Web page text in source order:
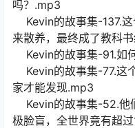
吗？.mp3
Kevin的故事集-137.这
来散养，最终成了教科
Kevin的故事集-91.如
Kevin的故事集-77.这
家才能发现.mp3
Kevin的故事集-52.他
极脸盲，全世界竟有超